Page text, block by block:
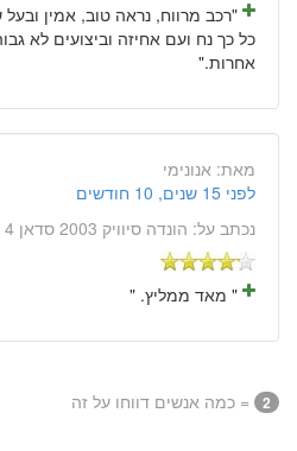
"רכב מרווח, נראה טוב, אמין
כל כך נח ועם אחיזה וביצועים לא
אחרות."
מאת: אנונימי
לפני 15 שנים, 10 חודשים
נכתב על: הונדה סיוויק 2003 סדאן 4 דלתות
" מאד ממליץ. "
2 = כמה אנשים דווחו על זה